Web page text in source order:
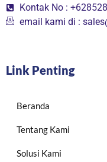
Kontak No :
email kami di :
Link Penting
Beranda
Tentang Kami
Solusi Kami